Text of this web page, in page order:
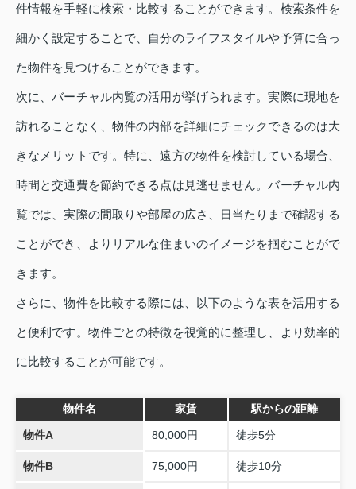
件情報を手軽に検索・比較することができます。検索条件を
細かく設定することで、自分のライフスタイルや予算に合っ
た物件を見つけることができます。
次に、バーチャル内覧の活用が挙げられます。実際に現地を
訪れることなく、物件の内部を詳細にチェックできるのは大
きなメリットです。特に、遠方の物件を検討している場合、
時間と交通費を節約できる点は見逃せません。バーチャル内
覧では、実際の間取りや部屋の広さ、日当たりまで確認する
ことができ、よりリアルな住まいのイメージを掴むことがで
きます。
さらに、物件を比較する際には、以下のような表を活用する
と便利です。物件ごとの特徴を視覚的に整理し、より効率的
に比較することが可能です。
物件名 家賃 駅からの距離
物件A 80,000円 徒歩5分
物件B 75,000円 徒歩10分